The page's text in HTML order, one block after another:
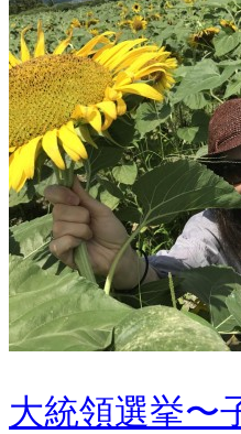
大統領選挙〜